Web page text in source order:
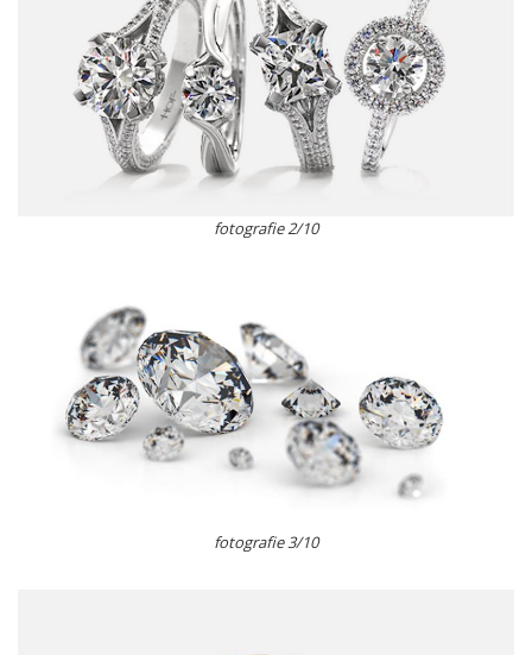
fotografie 2/10
fotografie 3/10